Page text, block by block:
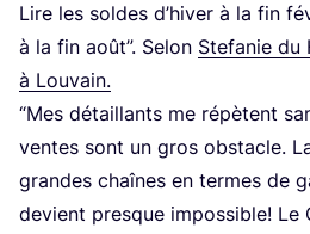
Lire les soldes d’hi­ver à la fin
à la fin août”. Selon Ste­fa­nie du
à Louvain.
“Mes détaillants me répètent
ventes sont un gros obs­tacle.
grandes chaînes en termes de
devient presque impos­sible! Le